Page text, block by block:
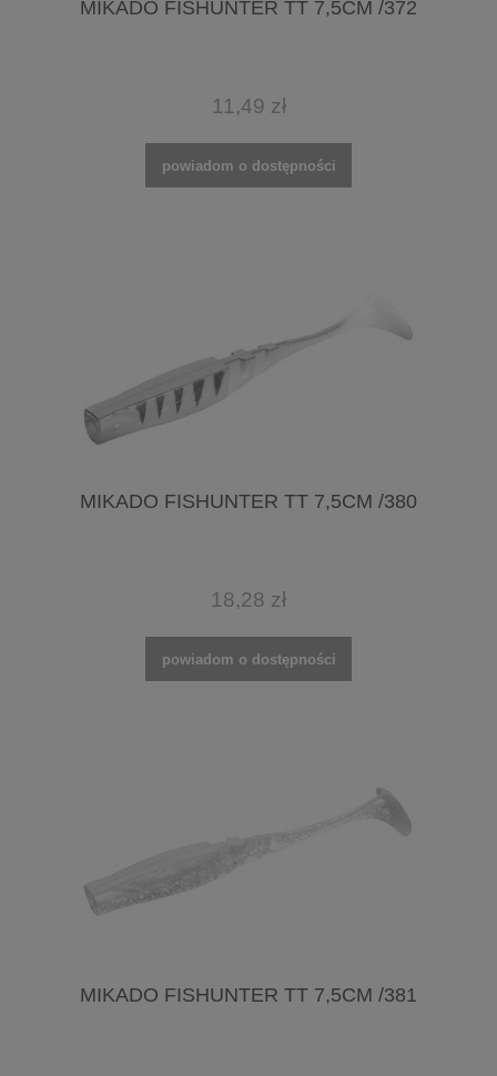
MIKADO FISHUNTER TT 7,5CM /372
11,49 zł
powiadom o dostępności
MIKADO FISHUNTER TT 7,5CM /380
18,28 zł
powiadom o dostępności
MIKADO FISHUNTER TT 7,5CM /381